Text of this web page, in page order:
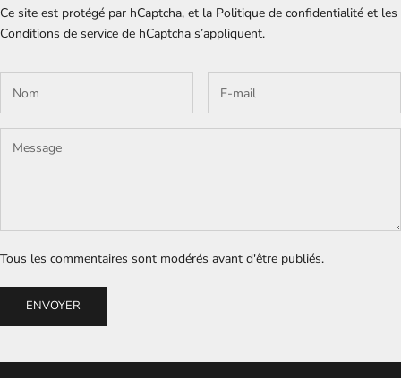
Ce site est protégé par hCaptcha, et la Politique de confidentialité et les
Conditions de service de hCaptcha s’appliquent.
Tous les commentaires sont modérés avant d'être publiés.
ENVOYER